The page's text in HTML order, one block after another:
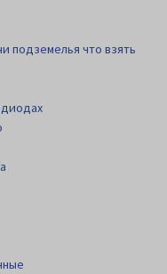
подземелья что взять